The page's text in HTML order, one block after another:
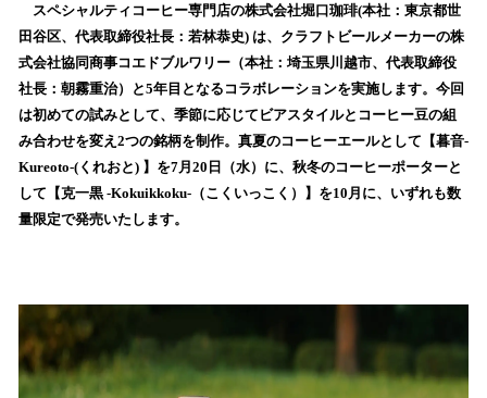
！
数
を
読
み
込
み
中
で
す
スペシャルティコーヒー専門店の株式会社堀口珈琲(本社：東京都世
田谷区、代表取締役社長：若林恭史) は、クラフトビールメーカーの株
式会社協同商事コエドブルワリー（本社：埼玉県川越市、代表取締役
社長：朝霧重治）と5年目となるコラボレーションを実施します。今回
は初めての試みとして、季節に応じてビアスタイルとコーヒー豆の組
み合わせを変え2つの銘柄を制作。真夏のコーヒーエールとして【暮音-
Kureoto-(くれおと) 】を7月20日（水）に、秋冬のコーヒーポーターと
して【克一黒 -Kokuikkoku-（こくいっこく）】を10月に、いずれも数
量限定で発売いたします。